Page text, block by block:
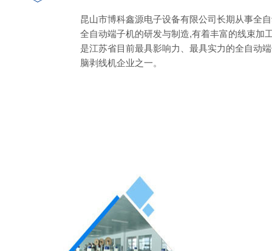
昆山市博科鑫源电子设备有限公司长期从事全
全自动端子机的研发与制造,有着丰富的线束加
是江苏省目前最具影响力、最具实力的全自动
脑剥线机企业之一。